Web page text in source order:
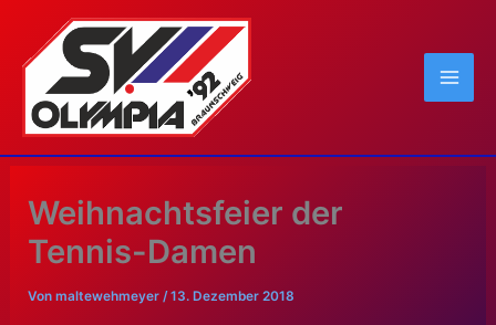
Inhalt
springen
Weihnachtsfeier der
Tennis-Damen
Vonmaltewehmeyer /13. Dezember 2018